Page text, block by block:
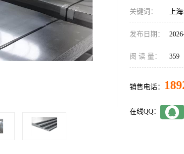
关键词： 上
发布日期：
阅 读 量： 359
销售电话：
在线QQ：